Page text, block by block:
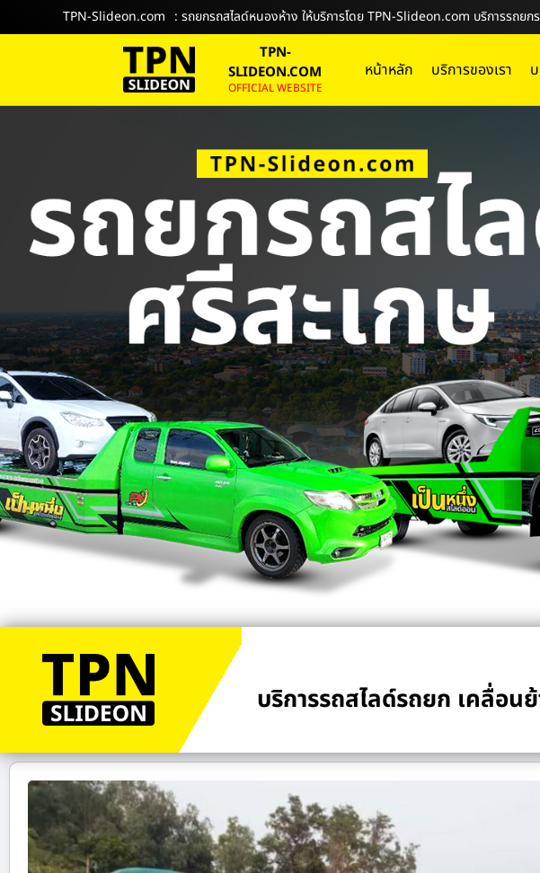
TPN-Slideon.com : รถยกรถสไลด์หนองห้าง ให้บริการโดย TPN-Slideon.com บริการรถยก
TPN-
SLIDEON.COM
OFFICIAL WEBSITE
หน้าหลัก บริการของเรา
บริการรถสไลด์รถยก เคลื่อ